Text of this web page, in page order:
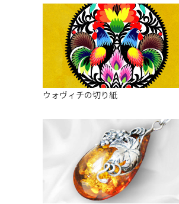
すべて見る
バスケット
装飾用タイル・プレート
ミニチュア
天使さま
カードスタンド
マグネット
すべて見る
ウォヴィチの切り紙